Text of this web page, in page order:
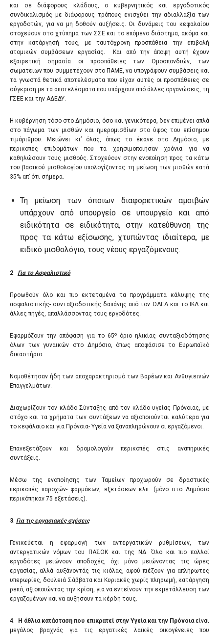
και σε διάφορους κλάδους, ο κυβερνητικός και εργοδοτικός
συνδικαλισμός με διάφορους τρόπους ενισχύει την αδιαλλαξία των
εργοδοτών, για να μη δοθούν αυξήσεις. Οι δυνάμεις του κεφαλαίου
στοχεύουν στο χτύπημα των ΣΣΕ και το επόμενο διάστημα, ακόμα και
στην κατάργησή τους, με ταυτόχρονη προσπάθεια την επιβολή
ατομικών συμβάσεων εργασίας. Και από την άποψη αυτή έχουν
εξαιρετική σημασία οι προσπάθειες των Ομοσπονδιών, των
σωματείων που συμμετέχουν στο ΠΑΜΕ, να υπογράψουν συμβάσεις και
τα γνωστά θετικά αποτελέσματα που είχαν αυτές οι προσπάθειες σε
σύγκριση με τα αποτελέσματα που υπάρχουν από άλλες οργανώσεις, τη
ΓΣΕΕ και την ΑΔΕΔΥ.
Η κυβέρνηση τόσο στο Δημόσιο, όσο και γενικότερα, δεν επιμένει απλά
στο πάγωμα των μισθών και ημερομισθίων στο ύψος του επίσημου
τιμάριθμου. Μειώνει κι’ όλας, όπως το έκανε στο Δημόσιο, με
περικοπές επιδομάτων που τα χρησιμοποίησαν χρόνια για να
καθηλώσουν τους μισθούς. Στοχεύουν στην ενοποίηση προς τα κάτω
του βασικού μισθολογίου υπολογίζοντας τη μείωση των μισθών κατά
35% απ’ ότι σήμερα.
Τη μείωση των όποιων διαφορετικών αμοιβών
υπάρχουν από υπουργείο σε υπουργείο και από
ειδικότητα σε ειδικότητα, στην κατεύθυνση της
προς τα κάτω εξίσωσης, χτυπώντας ιδιαίτερα, με
ειδικό μισθολόγιο, τους νέους εργαζόμενους.
2. Για το Ασφαλιστικό
Προωθούν όλο και πιο εκτεταμένα τα προγράμματα κάλυψης της
ασφαλιστικής- συνταξιοδοτικής δαπάνης από τον ΟΑΕΔ και το ΙΚΑ και
άλλες πηγές, απαλλάσσοντας τους εργοδότες.
Εφαρμόζουν την απόφαση για το 65ο
όριο ηλικίας συνταξιοδότησης
όλων των γυναικών στο Δημόσιο, όπως αποφάσισε το Ευρωπαϊκό
δικαστήριο.
Νομοθέτησαν ήδη των αποχαρακτηρισμό των Βαρέων και Ανθυγιεινών
Επαγγελμάτων.
Διαχωρίζουν τον κλάδο Σύνταξης από τον κλάδο υγείας Πρόνοιας, με
στόχο και τα χρήματα των συντάξεων να αξιοποιούνται καλύτερα για
το κεφάλαιο και για Πρόνοια- Υγεία να ξαναπληρώνουν οι εργαζόμενοι.
Επανεξετάζουν και δρομολογούν περικοπές στις αναπηρικές
συντάξεις.
Μέσω της ενοποίησης των Ταμείων προχωρούν σε δραστικές
περικοπές παροχών- φαρμάκων, εξετάσεων κλπ. (μόνο στο Δημόσιο
περικόπηκαν 75 εξετάσεις).
3. Για τις εργασιακές σχέσεις
Γενικεύεται η εφαρμογή των αντεργατικών ρυθμίσεων, των
αντεργατικών νόμων του ΠΑΣΟΚ και της ΝΔ. Όλο και πιο πολλοί
εργοδότες μειώνουν αποδοχές, όχι μόνο μειώνοντας τις ώρες
εργασίας, αλλά αυξάνοντάς τις κιόλας, αφού πιέζουν για απλήρωτες
υπερωρίες, δουλειά Σάββατα και Κυριακές χωρίς πληρωμή, κατάργηση
ρεπό, αξιοποιώντας την κρίση, για να εντείνουν την εκμετάλλευση των
εργαζομένων και να αυξήσουν τα κέρδη τους.
4. Η άθλια κατάσταση που επικρατεί στην Υγεία και την Πρόνοιαείναι
μεγάλος βραχνάς για τις εργατικές λαϊκές οικογένειες που